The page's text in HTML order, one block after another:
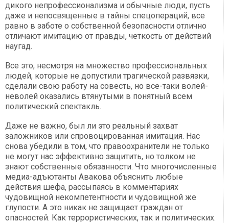
дикого непрофессионализма и обычные люди, пусть
даже и непосвященные в тайны спецопераций, все
равно в заботе о собственной безопасности отлично
отличают имитацию от правды, четкость от действий
наугад.
Все это, несмотря на множество профессиональных
людей, которые не допустили трагической развязки,
сделали свою работу на совесть, но все-таки волей-
неволей оказались втянутыми в понятный всем
политический спектакль.
Даже не важно, был ли это реальный захват
заложников или спровоцированная имитация. Нас
снова убедили в том, что правоохранители не только
не могут нас эффективно защитить, но толком не
знают собственные обязанности. Что многочисленные
медиа-адъютанты Авакова объяснить любые
действия шефа, рассыпаясь в комментариях
чудовищной некомпетентности и чудовищной же
глупости. А это никак не защищает граждан от
опасностей. Как террористических, так и политических.